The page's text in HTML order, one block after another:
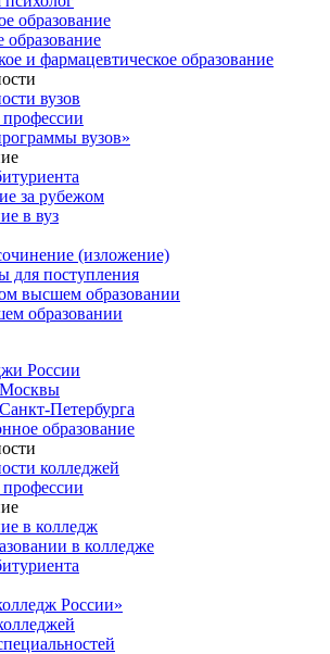
образование
образование
и фармацевтическое образование
вузов
вузов»
за рубежом
в вуз
(изложение)
для поступления
высшем образовании
образовании
России
Петербурга
образование
колледжей
в колледж
в колледже
России»